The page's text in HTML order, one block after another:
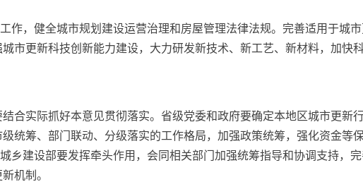
作，健全城市规划建设运营治理和房屋管理法律法规。完善适用于城
市更新科技创新能力建设，大力研发新技术、新工艺、新材料，加快科
合实际抓好本意见贯彻落实。省级党委和政府要确定本地区城市更新
统筹、部门联动、分级落实的工作格局，加强政策统筹，强化资金等
乡建设部要发挥牵头作用，会同相关部门加强统筹指导和协调支持，
机制。